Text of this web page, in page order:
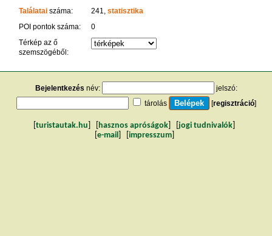
Találataiszáma: 241, statisztika
POI pontok száma:
0
Térkép az ő
szemszögéből:
Bejelentkezés név:
jelszó:
tárolás
[regisztráció]
turistautak.hu hasznos apróságok jogi tudnivalók
e-mail impresszum]